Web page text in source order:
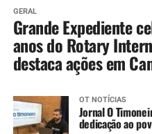
GERAL
Grande Expediente
anos do Rotary
destaca ações em
OT NOTÍCIAS
Jornal O
dedicação ao